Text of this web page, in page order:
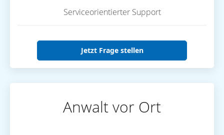
Serviceorientierter Support
Jetzt Frage stellen
Anwalt vor Ort